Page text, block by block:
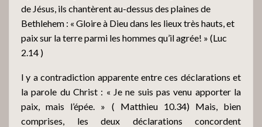
de Jésus, ils chantèrent au-dessus des plaines de
Bethlehem : « Gloire à Dieu dans les lieux très hauts, et
paix sur la terre parmi les hommes qu’il agrée! » (Luc
2.14 )
l y a contradiction apparente entre ces déclarations et
la parole du Christ : « Je ne suis pas venu apporter la
paix, mais l’épée. » ( Matthieu 10.34) Mais, bien
comprises, les deux déclarations concordent